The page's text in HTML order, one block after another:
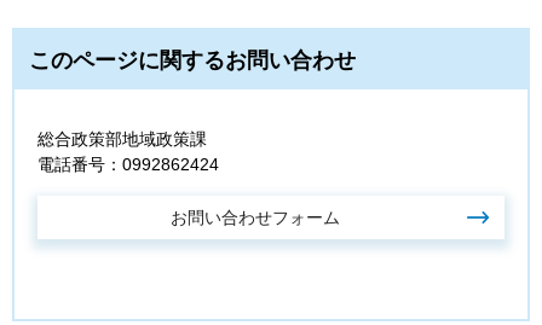
このページに関するお問い合わせ
総合政策部地域政策課
電話番号：0992862424